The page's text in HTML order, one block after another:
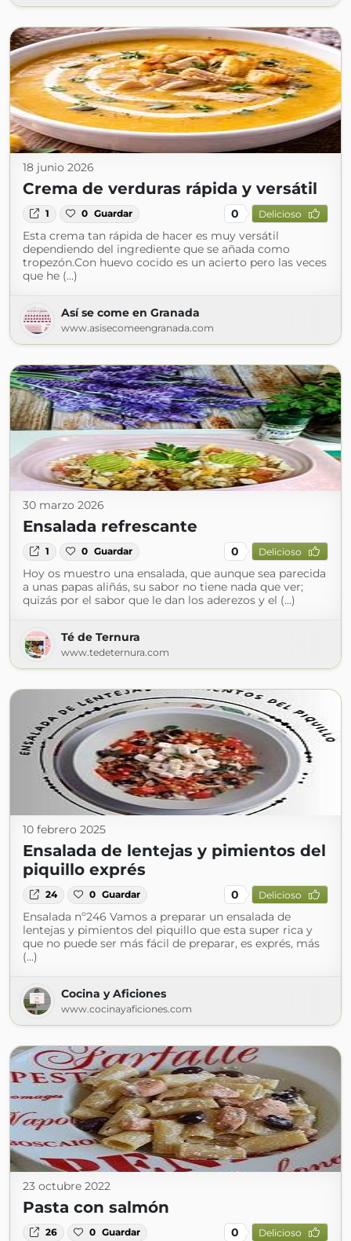
18 junio 2026
Crema de verduras rápida y versátil
1 0 Guardar 0 Delicioso
Esta crema tan rápida de hacer es muy versátil
dependiendo del ingrediente que se añada como
tropezón.Con huevo cocido es un acierto pero las veces
que he (...)
Así se come en Granada
www.asisecomeengranada.com
30 marzo 2026
Ensalada refrescante
1 0 Guardar 0 Delicioso
Hoy os muestro una ensalada, que aunque sea parecida
a unas papas aliñás, su sabor no tiene nada que ver;
quizás por el sabor que le dan los aderezos y el (...)
Té de Ternura
www.tedeternura.com
10 febrero 2025
Ensalada de lentejas y pimientos del
piquillo exprés
24 0 Guardar 0 Delicioso
Ensalada nº246 Vamos a preparar un ensalada de
lentejas y pimientos del piquillo que esta super rica y
que no puede ser más fácil de preparar, es exprés, más
(...)
Cocina y Aficiones
www.cocinayaficiones.com
23 octubre 2022
Pasta con salmón
26 0 Guardar 0 Delicioso